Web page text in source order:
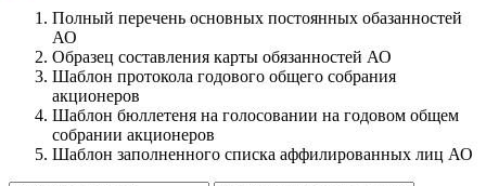
Полный перечень основных постоянных обазанностей
АО
Образец составления карты обязанностей АО
Шаблон протокола годового общего собрания
акционеров
Шаблон бюллетеня на голосовании на годовом общем
собрании акционеров
Шаблон заполненного списка аффилированных лиц АО